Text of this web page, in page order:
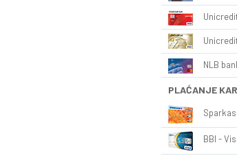
NLB
PLAĆANJE
BBI -